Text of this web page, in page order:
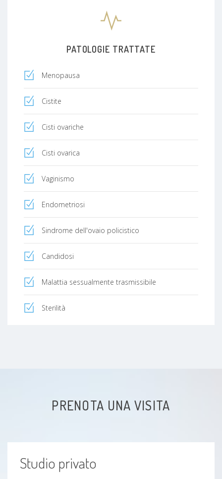
PATOLOGIE TRATTATE
Menopausa
Cistite
Cisti ovariche
Cisti ovarica
Vaginismo
Endometriosi
Sindrome dell'ovaio policistico
Candidosi
Malattia sessualmente trasmissibile
Sterilità
PRENOTA UNA VISITA
Studio privato